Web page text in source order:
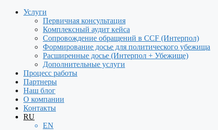
Перейти
содержимому
Услуги
Первичная консультация
Комплексный аудит кейса
Сопровождение обращений в CCF (Интерпол)
Формирование досье для политического убежища
Расширенные досье (Интерпол + Убежище)
Дополнительные услуги
Процесс работы
Партнеры
Наш блог
О компании
Контакты
RU
EN